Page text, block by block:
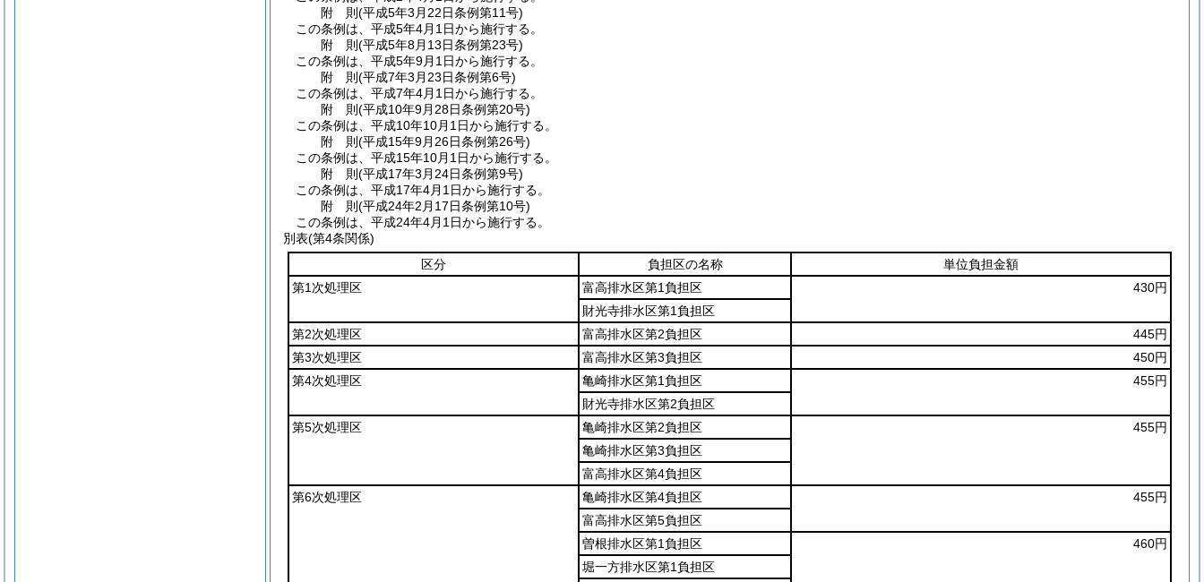
附 則(平成5年3月22日条例第11号)
この条例は、平成5年4月1日から施行する。
附 則(平成5年8月13日条例第23号)
この条例は、平成5年9月1日から施行する。
附 則(平成7年3月23日条例第6号)
この条例は、平成7年4月1日から施行する。
附 則(平成10年9月28日条例第20号)
この条例は、平成10年10月1日から施行する。
附 則(平成15年9月26日条例第26号)
この条例は、平成15年10月1日から施行する。
附 則(平成17年3月24日条例第9号)
この条例は、平成17年4月1日から施行する。
附 則(平成24年2月17日条例第10号)
この条例は、平成24年4月1日から施行する。
別表(第4条関係)
区分
負担区の名称
単位負担金額
第1次処理区
富高排水区第1負担区
430円
財光寺排水区第1負担区
第2次処理区
富高排水区第2負担区
445円
第3次処理区
富高排水区第3負担区
450円
第4次処理区
亀崎排水区第1負担区
455円
財光寺排水区第2負担区
第5次処理区
亀崎排水区第2負担区
455円
亀崎排水区第3負担区
富高排水区第4負担区
第6次処理区
亀崎排水区第4負担区
455円
富高排水区第5負担区
曽根排水区第1負担区
460円
堀一方排水区第1負担区